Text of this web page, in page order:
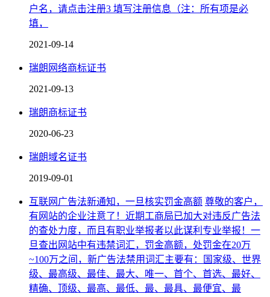
户名，请点击注册3 填写注册信息（注：所有项是必
填，
2021-09-14
瑞朗网络商标证书
2021-09-13
瑞朗商标证书
2020-06-23
瑞朗域名证书
2019-09-01
互联网广告法新通知，一旦核实罚金高额 尊敬的客户，
有网站的企业注意了！近期工商局已加大对违反广告法
的查处力度，而且有职业举报者以此谋利专业举报！一
旦查出网站中有违禁词汇，罚金高额，处罚金在20万
~100万之间，新广告法禁用词汇主要有：国家级、世界
级、最高级、最佳、最大、唯一、首个、首选、最好、
精确、顶级、最高、最低、最、最具、最便宜、最